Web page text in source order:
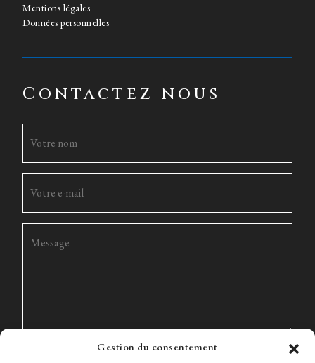
Gestion du consentement
Mentions légales
Données personnelles
Contactez nous